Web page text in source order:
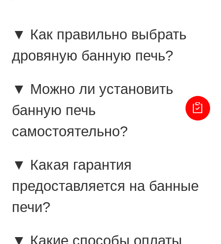
▼ Как правильно выбрать
дровяную банную печь?
▼ Можно ли установить
банную печь
самостоятельно?
▼ Какая гарантия
предоставляется на банные
печи?
▼ Какие способы оплаты